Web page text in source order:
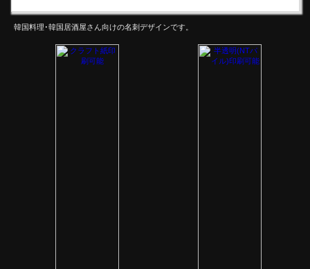
韓国料理･韓国居酒屋さん向けの名刺デザインです。